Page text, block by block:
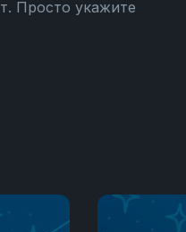
Просто укажите